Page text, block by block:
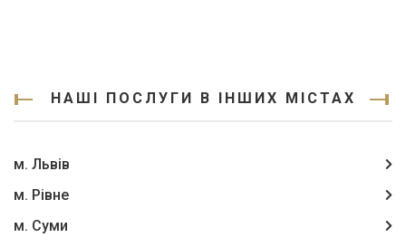
НАШІ ПОСЛУГИ В ІНШИХ МІСТАХ
м. Львів
м. Рівне
м. Суми